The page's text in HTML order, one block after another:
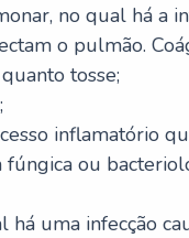
no qual há a
o pulmão.
tosse;
inflamatório
ou
há uma infecção